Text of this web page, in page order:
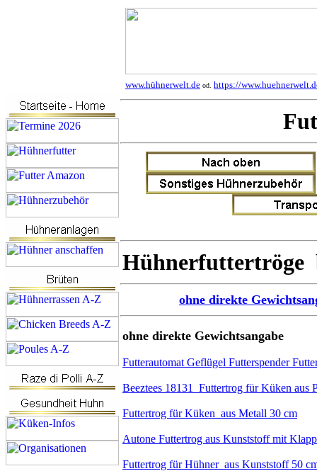
www.hühnerwelt.de od. https://
Hühnerfuttertröge
ohne direkte
ohne direkte Gewichtsangabe
Futterautomat Geflügel Futterspender
Beeztees 18131 Futtertrog für Küken aus
Futtertrog für Küken aus Metall 30 cm
Autone Futtertrog aus Kunststoff mit
Futtertrog für Hühner aus Kunststoff 50